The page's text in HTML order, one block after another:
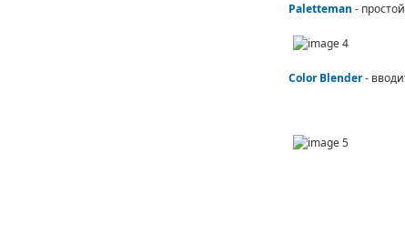
Paletteman -
Color Blender-